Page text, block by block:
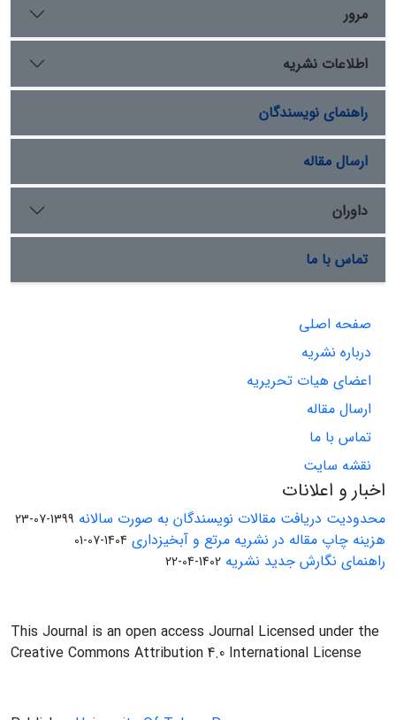
مرور
اطلاعات نشریه
راهنمای نویسندگان
ارسال مقاله
داوران
تماس با ما
صفحه اصلی
درباره نشریه
اعضای هیات تحریریه
ارسال مقاله
تماس با ما
نقشه سایت
اخبار و اعلانات
محدودیت دریافت مقالات نویسندگان به صورت سالانه 1399-07-23
هزینه چاپ مقاله در نشریه مرتع و آبخیزداری 1404-07-01
راهنمای نگارش جدید نشریه 1402-04-22
This Journal is an open access Journal Licensed under the
Creative Commons Attribution 4.0 International License